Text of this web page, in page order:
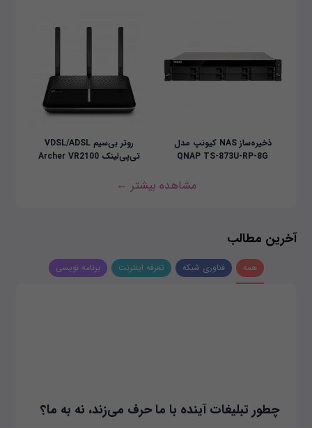
ذخیره‌ساز NAS کیونپ مدل
QNAP TS-873U-RP-8G
روتر بی‌سیم VDSL/ADSL
تی‌پی‌لینک Archer VR2100
مشاهده بیشتر ←
آخرین مطالب
همه فناوری شبکه تعرفه اینترنت برنامه نویسی
چطور تبلیغات آینده با ما حرف می‌زند، نه به ما؟